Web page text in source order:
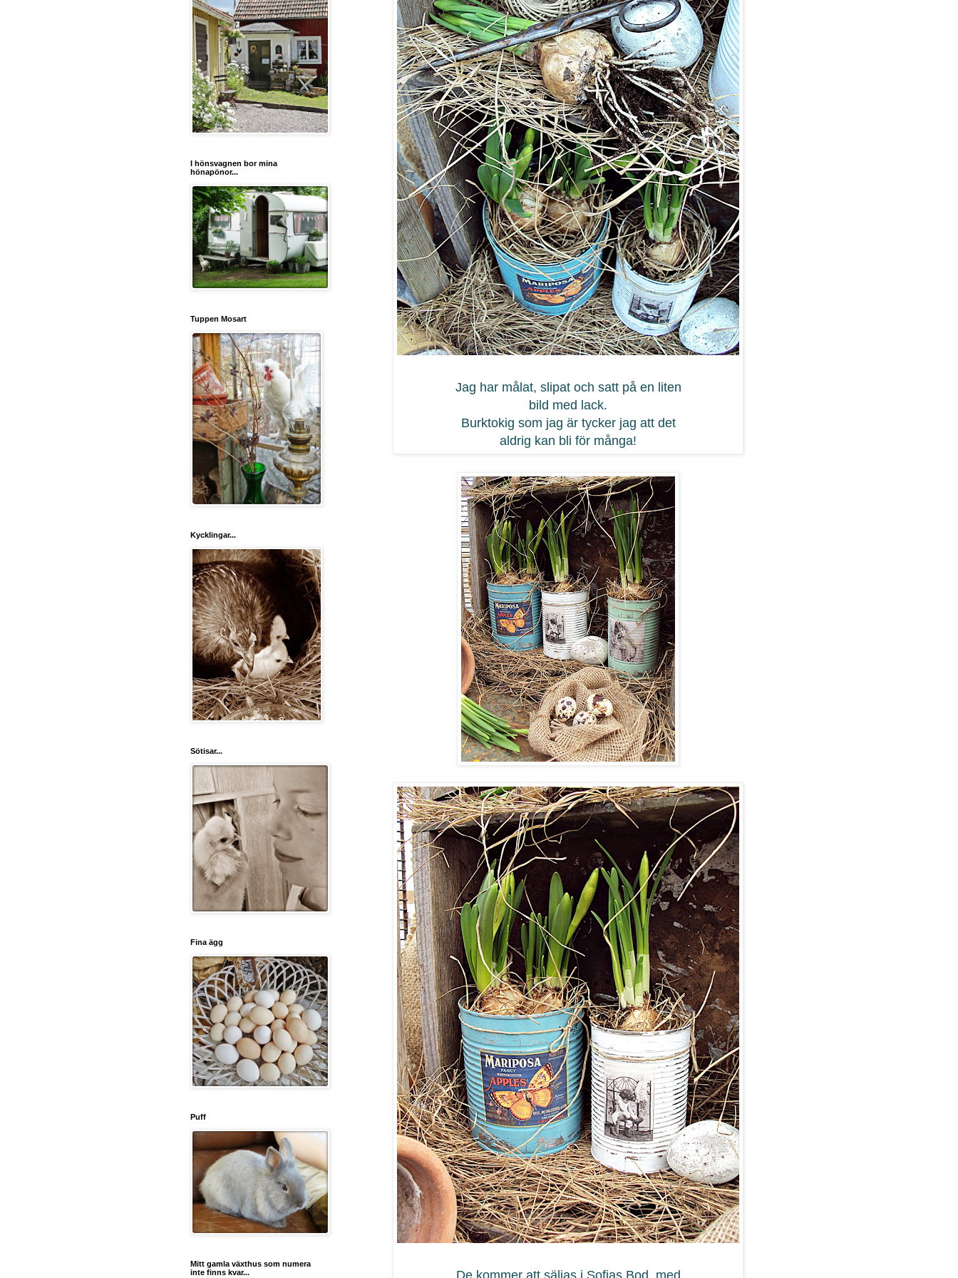
Jag har målat, slipat och satt på en liten
bild med lack.
Burktokig som jag är tycker jag att det
aldrig kan bli för många!
De kommer att säljas i Sofias Bod, med
I hönsvagnen bor mina
hönapönor...
Tuppen Mosart
Kycklingar...
Sötisar...
Fina ägg
Puff
Mitt gamla växthus som numera
inte finns kvar...